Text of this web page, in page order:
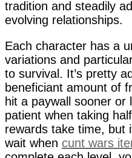
tradition and steadily
evolving relationships.
Each character has a
variations and
to survival. It’s pretty
beneficiant amount of
hit a paywall sooner or
patient when taking
rewards take time, but
wait when cunt wars